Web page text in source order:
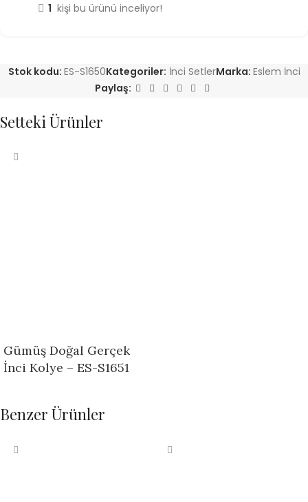
1 kişi bu ürünü inceliyor!
Stok kodu: ES-S1650Kategoriler: İnci SetlerMarka: Eslem İnci
Paylaş:
Setteki Ürünler
Gümüş Doğal Gerçek
İnci Kolye – ES-S1651
Benzer Ürünler